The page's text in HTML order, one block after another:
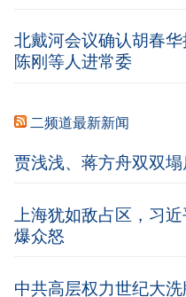
北戴河会议确认胡春华
陈刚等人进常委
二频道最新新闻
贾浅浅、蒋方舟双双
上海犹如敌占区，习
爆众怒
中共高层权力世纪大